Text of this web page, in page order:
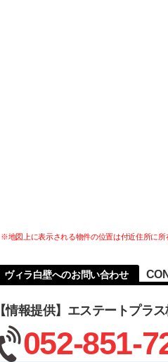
※地図上に表示される物件の位置は付近住所に所
ヴィラ白壁へのお問い合わせ
【情報提供】エステートプラ
052-851-